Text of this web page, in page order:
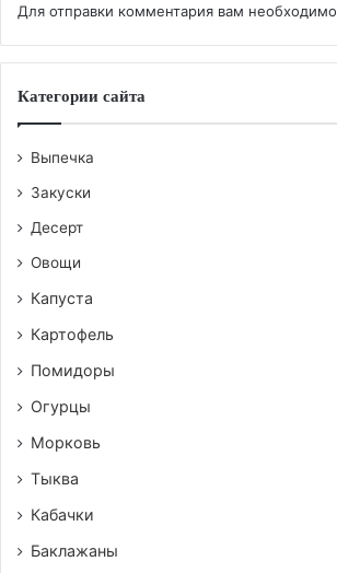
Для отправки комментария вам необходимо
Категории сайта
Выпечка
Закуски
Десерт
Овощи
Капуста
Картофель
Помидоры
Огурцы
Морковь
Тыква
Кабачки
Баклажаны